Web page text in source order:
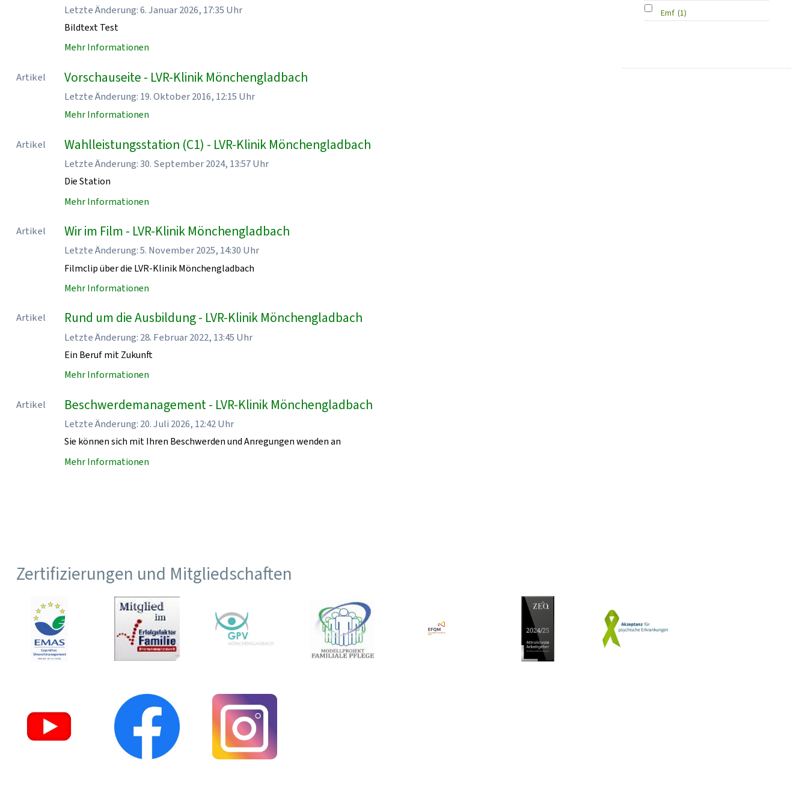
Letzte Änderung: 6. Januar 2026, 17:35 Uhr
Bildtext Test
Mehr Informationen
Artikel Vorschauseite - LVR-Klinik Mönchengladbach
Letzte Änderung: 19. Oktober 2016, 12:15 Uhr
Mehr Informationen
Artikel Wahlleistungsstation (C1) - LVR-Klinik Mönchengladbach
Letzte Änderung: 30. September 2024, 13:57 Uhr
Die Station
Mehr Informationen
Artikel Wir im Film - LVR-Klinik Mönchengladbach
Letzte Änderung: 5. November 2025, 14:30 Uhr
Filmclip über die LVR-Klinik Mönchengladbach
Mehr Informationen
Artikel Rund um die Ausbildung - LVR-Klinik Mönchengladbach
Letzte Änderung: 28. Februar 2022, 13:45 Uhr
Ein Beruf mit Zukunft
Mehr Informationen
Artikel Beschwerdemanagement - LVR-Klinik Mönchengladbach
Letzte Änderung: 20. Juli 2026, 12:42 Uhr
Sie können sich mit Ihren Beschwerden und Anregungen wenden an
Mehr Informationen
Emf (1)
Zertifizierungen und Mitgliedschaften